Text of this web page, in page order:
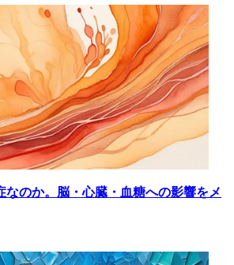
なのか。脳・心臓・血糖への影響をメ